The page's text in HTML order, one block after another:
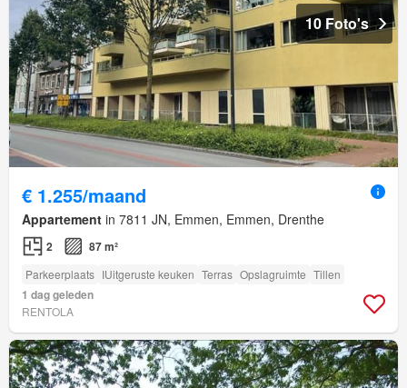
10 Foto's
€ 1.255/maand
Appartement in 7811 JN, Emmen, Emmen, Drenthe
2 87 m²
Parkeerplaats IUitgeruste keuken Terras Opslagruimte Tillen
1 dag geleden
RENTOLA